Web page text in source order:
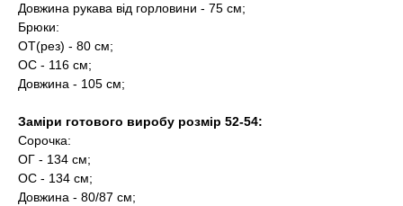
Довжина рукава від горловини - 75 см;
Брюки:
ОТ(рез) - 80 см;
ОС - 116 см;
Довжина - 105 см;
Заміри готового виробу розмір 52-54:
Сорочка:
ОГ - 134 см;
ОС - 134 см;
Довжина - 80/87 см;